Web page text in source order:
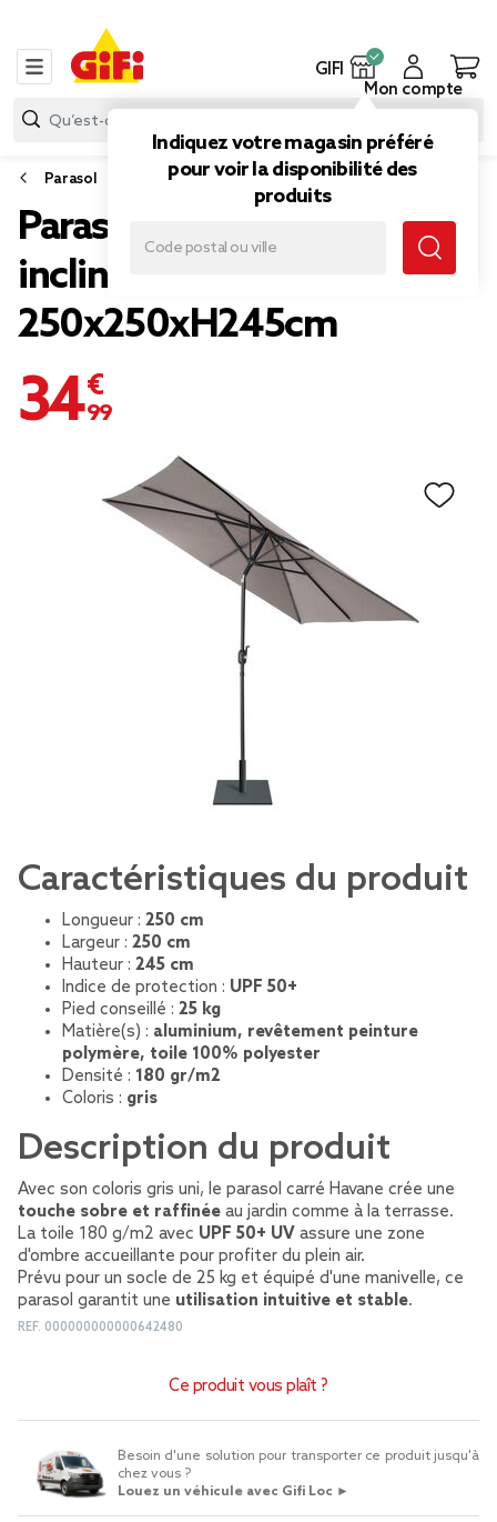
GIFI
Indiquez votre magasin préféré
pour voir la disponibilité des
produits
Mon compte
Parasol
Parasol carré Havane
inclinable à manivelle gris
250x250xH245cm
34,99 €
Caractéristiques du produit
Longueur : 250 cm
Largeur : 250 cm
Hauteur : 245 cm
Indice de protection : UPF 50+
Pied conseillé : 25 kg
Matière(s) : aluminium, revêtement peinture
polymère, toile 100% polyester
Densité : 180 gr/m2
Coloris : gris
Description du produit
Avec son coloris gris uni, le parasol carré Havane crée une
touche sobre et raffinée au jardin comme à la terrasse.
La toile 180 g/m2 avec UPF 50+ UV assure une zone
d'ombre accueillante pour profiter du plein air.
Prévu pour un socle de 25 kg et équipé d'une manivelle, ce
parasol garantit une utilisation intuitive et stable.
REF. 000000000000642480
Ce produit vous plaît ?
Besoin d'une solution pour transporter ce produit jusqu'à
chez vous ?
Louez un véhicule avec Gifi Loc ►